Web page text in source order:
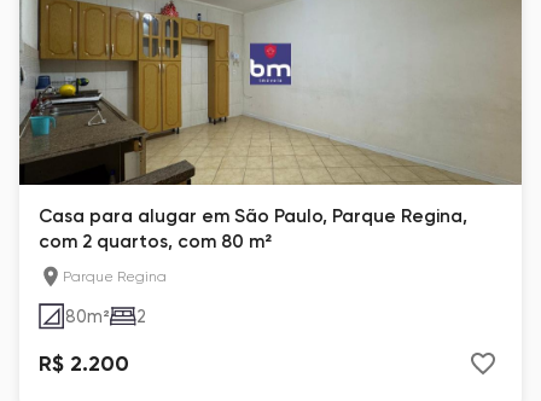
Casa para alugar em São Paulo, Parque Regina,
com 2 quartos, com 80 m²
Parque Regina
80m² 2
R$ 2.200